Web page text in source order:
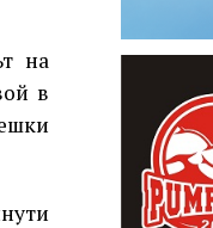
на
в